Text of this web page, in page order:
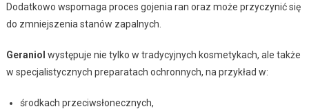
Dodatkowo wspomaga proces gojenia ran oraz może przyczynić się
do zmniejszenia stanów zapalnych.
Geraniol występuje nie tylko w tradycyjnych kosmetykach, ale także
w specjalistycznych preparatach ochronnych, na przykład w:
środkach przeciwsłonecznych,